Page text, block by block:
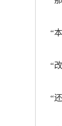
“
“
“